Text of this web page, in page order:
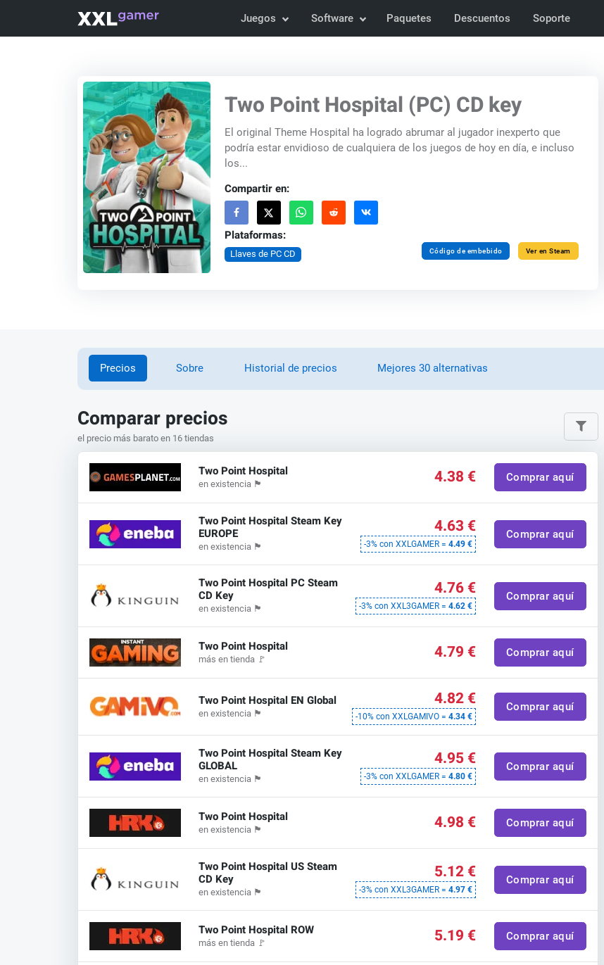
Juegos Software Paquetes Descuentos Soporte
Two Point Hospital (PC) CD key
El original Theme Hospital ha logrado abrumar al jugador inexperto que
podría estar envidioso de cualquiera de los juegos de hoy en día, e incluso
los...
Compartir en:
Plataformas:
Llaves de PC CD Código de embebido Ver en Steam
Precios Sobre Historial de precios Mejores 30 alternativas
Comparar precios
el precio más barato en 16 tiendas
Two Point Hospital
en existencia 🏴 4.38 € Comprar aquí
Two Point Hospital Steam Key
EUROPE
en existencia 🏴
4.63 €
-3% con XXLGAMER = 4.49 €
Comprar aquí
Two Point Hospital PC Steam
CD Key
en existencia 🏴
4.76 €
-3% con XXL3GAMER = 4.62 €
Comprar aquí
Two Point Hospital
más en tienda 🚩 4.79 € Comprar aquí
Two Point Hospital EN Global
en existencia 🏴
4.82 €
-10% con XXLGAMIVO = 4.34 €
Comprar aquí
Two Point Hospital Steam Key
GLOBAL
en existencia 🏴
4.95 €
-3% con XXLGAMER = 4.80 €
Comprar aquí
Two Point Hospital
en existencia 🏴 4.98 € Comprar aquí
Two Point Hospital US Steam
CD Key
en existencia 🏴
5.12 €
-3% con XXL3GAMER = 4.97 €
Comprar aquí
Two Point Hospital ROW
más en tienda 🚩 5.19 € Comprar aquí